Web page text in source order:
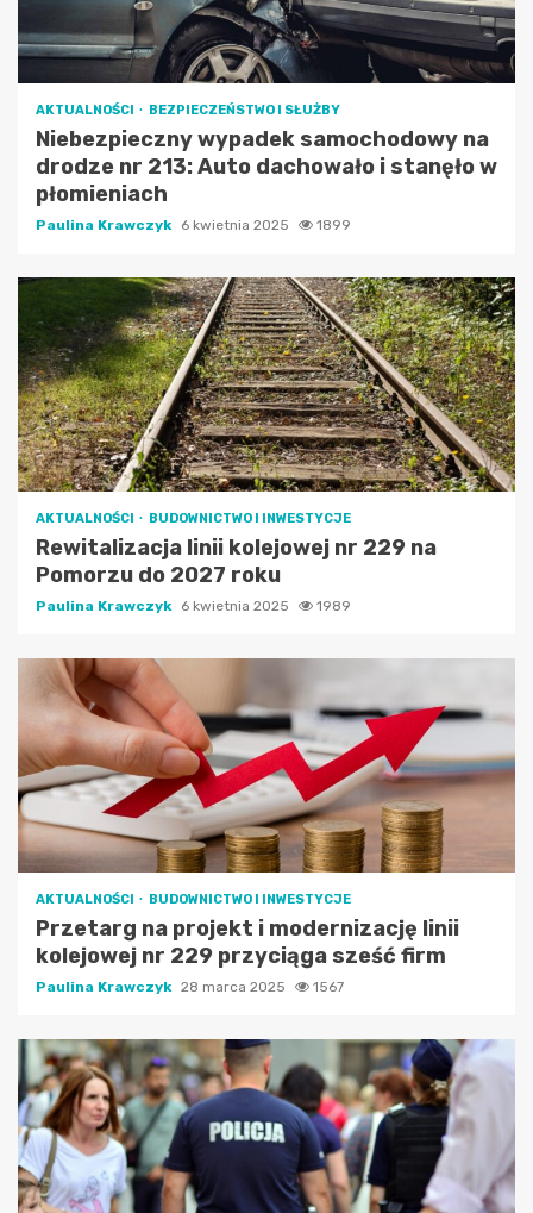
AKTUALNOŚCI BEZPIECZEŃSTWO I SŁUŻBY
Niebezpieczny wypadek samochodowy na
drodze nr 213: Auto dachowało i stanęło w
płomieniach
Paulina Krawczyk 6 kwietnia 2025 1899
AKTUALNOŚCI BUDOWNICTWO I INWESTYCJE
Rewitalizacja linii kolejowej nr 229 na
Pomorzu do 2027 roku
Paulina Krawczyk 6 kwietnia 2025 1989
AKTUALNOŚCI BUDOWNICTWO I INWESTYCJE
Przetarg na projekt i modernizację linii
kolejowej nr 229 przyciąga sześć firm
Paulina Krawczyk 28 marca 2025 1567